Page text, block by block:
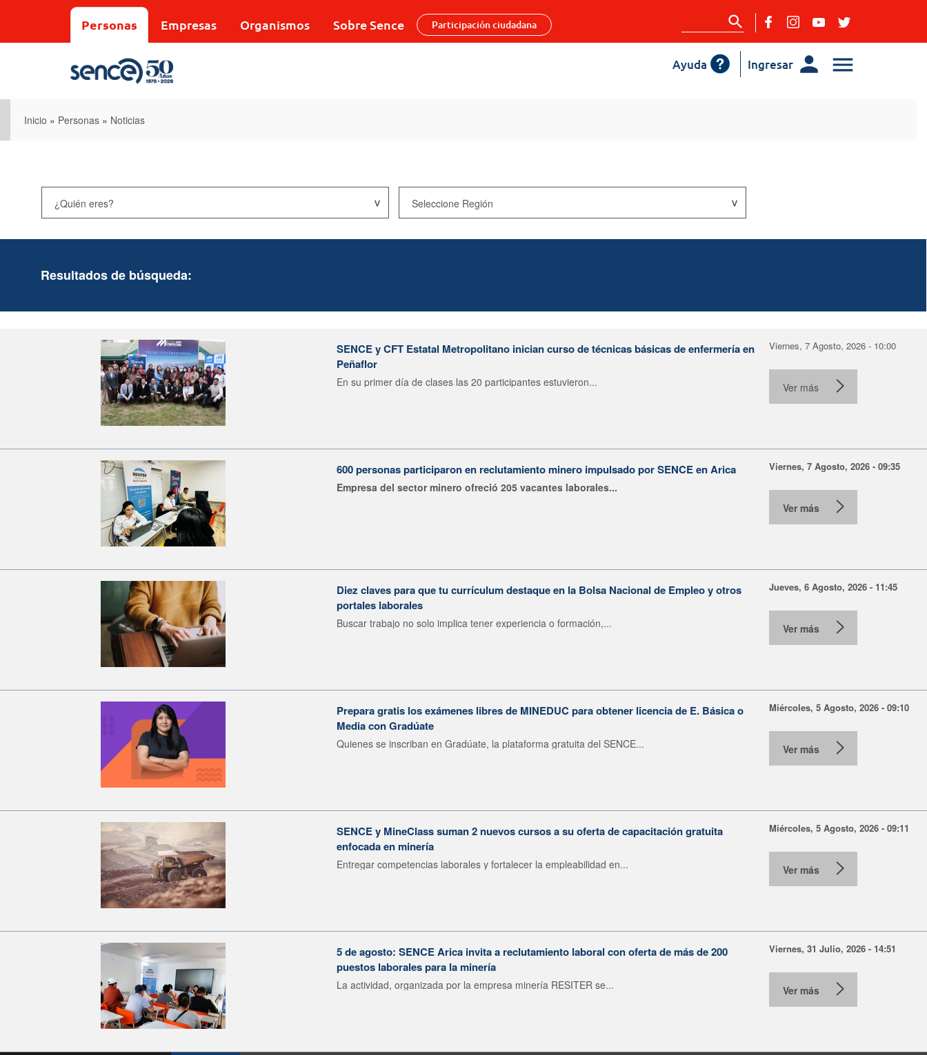
Personas Empresas Organismos Sobre Sence Participación ciudadana
Ingresar
Ayuda
Inicio » Personas » Noticias
Resultados de búsqueda:
SENCE y CFT Estatal Metropolitano inician curso de técnicas básicas de enfermería en
Peñaflor
En su primer día de clases las 20 participantes estuvieron...
Viernes, 7 Agosto, 2026 - 10:00
Ver más
600 personas participaron en reclutamiento minero impulsado por SENCE en Arica
Empresa del sector minero ofreció 205 vacantes laborales...
Viernes, 7 Agosto, 2026 - 09:35
Ver más
Diez claves para que tu currículum destaque en la Bolsa Nacional de Empleo y otros
portales laborales
Buscar trabajo no solo implica tener experiencia o formación,...
Jueves, 6 Agosto, 2026 - 11:45
Ver más
Prepara gratis los exámenes libres de MINEDUC para obtener licencia de E. Básica o
Media con Gradúate
Quienes se inscriban en Gradúate, la plataforma gratuita del SENCE...
Miércoles, 5 Agosto, 2026 - 09:10
Ver más
SENCE y MineClass suman 2 nuevos cursos a su oferta de capacitación gratuita
enfocada en minería
Entregar competencias laborales y fortalecer la empleabilidad en...
Miércoles, 5 Agosto, 2026 - 09:11
Ver más
5 de agosto: SENCE Arica invita a reclutamiento laboral con oferta de más de 200
puestos laborales para la minería
La actividad, organizada por la empresa minería RESITER se...
Viernes, 31 Julio, 2026 - 14:51
Ver más